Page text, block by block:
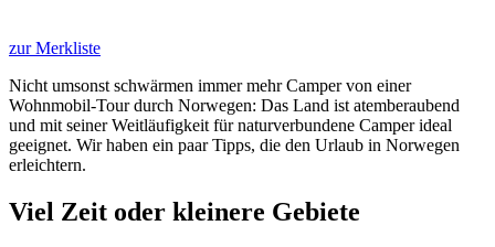
zur Merkliste
Nicht umsonst schwärmen immer mehr Camper von einer
Wohnmobil-Tour durch Norwegen: Das Land ist atemberaubend
und mit seiner Weitläufigkeit für naturverbundene Camper ideal
geeignet. Wir haben ein paar Tipps, die den Urlaub in Norwegen
erleichtern.
Viel Zeit oder kleinere Gebiete